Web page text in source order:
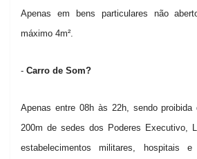
Apenas em bens particulares não
máximo 4m².
- Carro de Som?
Apenas entre 08h às 22h, sendo
200m de sedes dos Poderes Executivo,
estabelecimentos militares, hospitais